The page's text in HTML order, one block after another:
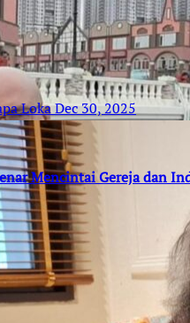
LokaDec 30, 2025
Mencintai Gereja dan